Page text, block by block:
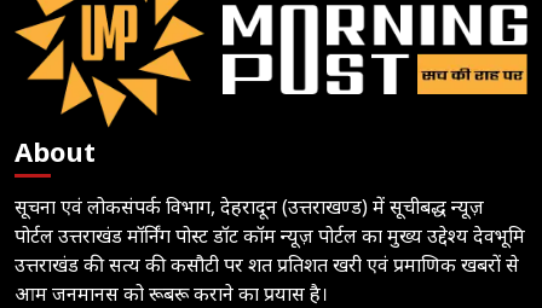
About
सूचना एवं लोकसंपर्क विभाग, देहरादून (उत्तराखण्ड) में सूचीबद्ध न्यूज़
पोर्टल उत्तराखंड मॉर्निंग पोस्ट डॉट कॉम न्यूज़ पोर्टल का मुख्य उद्देश्य देवभूमि
उत्तराखंड की सत्य की कसौटी पर शत प्रतिशत खरी एवं प्रमाणिक खबरों से
आम जनमानस को रूबरू कराने का प्रयास है।